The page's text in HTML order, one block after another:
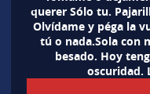
querer Sólo tu.
Olvídame y péga la
tú o nada.Sola con
besado. Hoy
oscuridad.